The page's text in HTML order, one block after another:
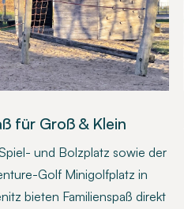
für Groß & Klein
und Bolzplatz sowie der
Golf Minigolfplatz in
bieten Familienspaß direkt